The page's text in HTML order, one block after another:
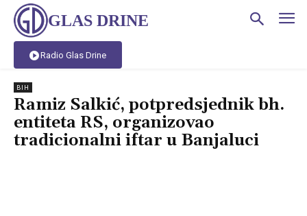
GLAS DRINE
Radio Glas Drine
BIH
Ramiz Salkić, potpredsjednik bh.
entiteta RS, organizovao
tradicionalni iftar u Banjaluci